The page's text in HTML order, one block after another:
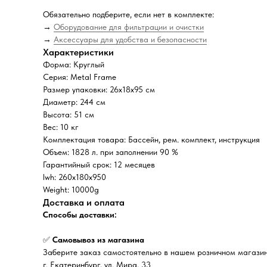
Обязательно подберите, если нет в комплекте:
→ Оборудование для фильтрации и очистки
→ Аксессуары для удобства и безопасности
Характеристики
Форма: Круглый
Серия: Metal Frame
Размер упаковки: 26х18х95 см
Диаметр: 244 см
Высота: 51 см
Вес: 10 кг
Комплектация товара: Бассейн, рем. комплект, инструкция
Объем: 1828 л. при заполнении 90 %
Гарантийный срок: 12 месяцев
lwh: 260x180x950
Weight: 10000g
Доставка и оплата
Способы доставки:
✅ Самовывоз из магазина
Заберите заказ самостоятельно в нашем розничном
г. Екатеринбург, ул. Мира, 33